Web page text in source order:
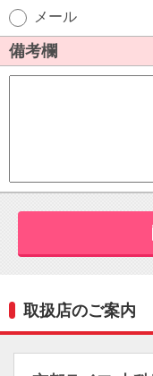
取扱店のご案内